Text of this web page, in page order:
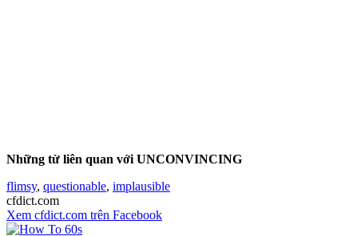
Những từ liên quan với UNCONVINCING
flimsy, questionable, implausible
cfdict.com
Xem cfdict.com trên Facebook